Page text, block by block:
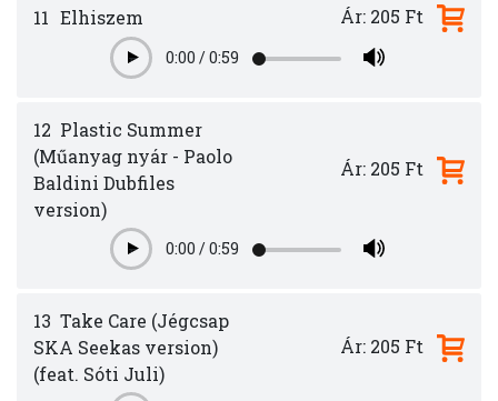
11 Elhiszem
Play0:00 /0:59
Ár: 205 Ft
12 Plastic Summer
(Műanyag nyár - Paolo
Baldini Dubfiles
version)
Play0:00 /0:59
Ár: 205 Ft
13 Take Care (Jégcsap
SKA Seekas version)
(feat. Sóti Juli)
Ár: 205 Ft